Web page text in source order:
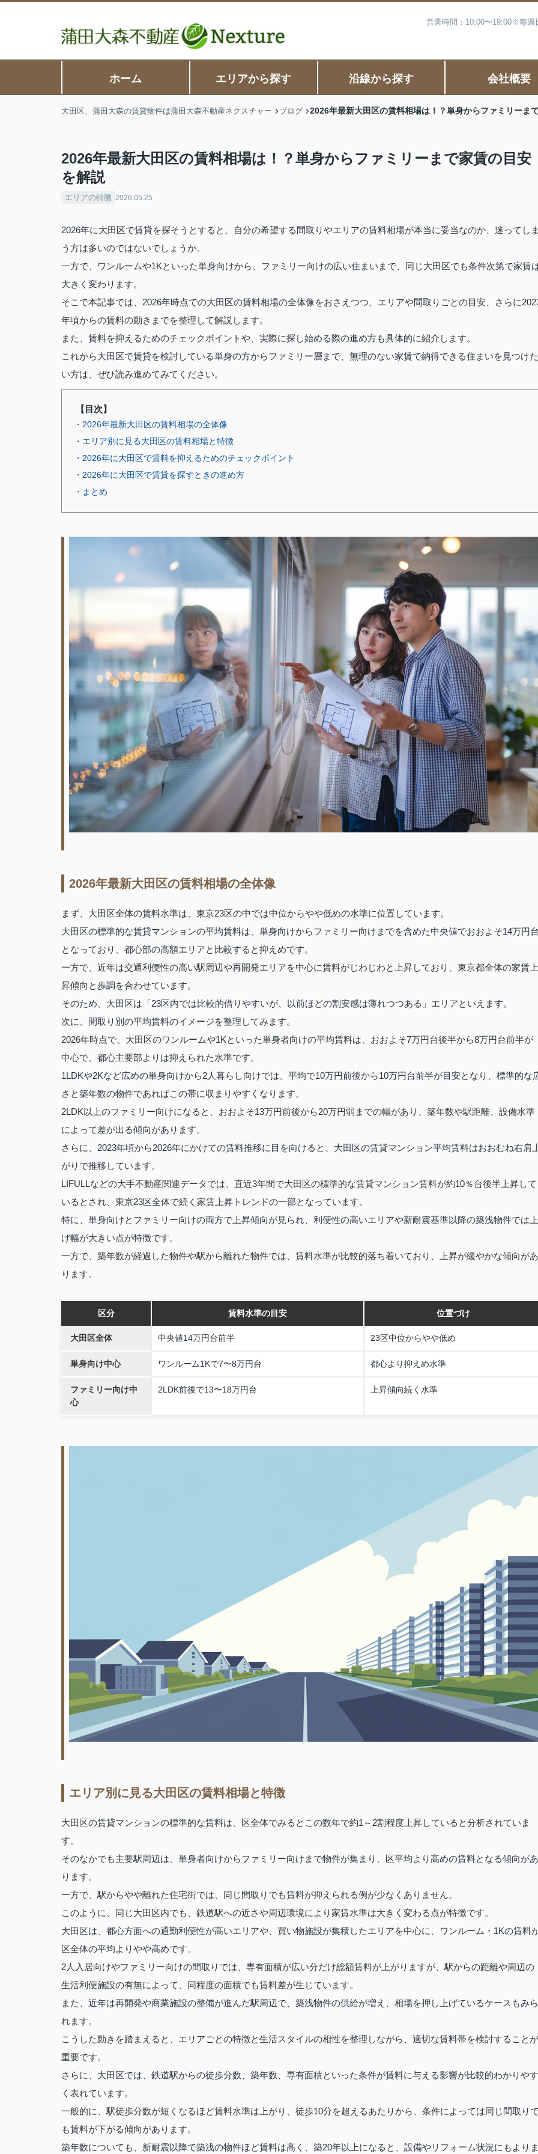
営業時間：10:00〜19:00※毎
ホーム エリアから探す 沿線から探す 会社概要
大田区、蒲田大森の賃貸物件は蒲田大森不動産ネクスチャー ブログ 2026年最新大田区の賃料相場は！？単身からファミリーま
2026年最新大田区の賃料相場は！？単身からファミリーまで家賃の目安
を解説
エリアの特徴 2026.05.25
2026年に大田区で賃貸を探そうとすると、自分の希望する間取りやエリアの賃料相場が本当に妥当なのか、迷ってし
う方は多いのではないでしょうか。
一方で、ワンルームや1Kといった単身向けから、ファミリー向けの広い住まいまで、同じ大田区でも条件次第で家賃
大きく変わります。
そこで本記事では、2026年時点での大田区の賃料相場の全体像をおさえつつ、エリアや間取りごとの目安、さらに
年頃からの賃料の動きまでを整理して解説します。
また、賃料を抑えるためのチェックポイントや、実際に探し始める際の進め方も具体的に紹介します。
これから大田区で賃貸を検討している単身の方からファミリー層まで、無理のない家賃で納得できる住まいを見つけた
い方は、ぜひ読み進めてみてください。
【目次】
・2026年最新大田区の賃料相場の全体像
・エリア別に見る大田区の賃料相場と特徴
・2026年に大田区で賃料を抑えるためのチェックポイント
・2026年に大田区で賃貸を探すときの進め方
・まとめ
2026年最新大田区の賃料相場の全体像
まず、大田区全体の賃料水準は、東京23区の中では中位からやや低めの水準に位置しています。
大田区の標準的な賃貸マンションの平均賃料は、単身向けからファミリー向けまでを含めた中央値でおおよそ14万円
となっており、都心部の高額エリアと比較すると抑えめです。
一方で、近年は交通利便性の高い駅周辺や再開発エリアを中心に賃料がじわじわと上昇しており、東京都全体の家賃上
昇傾向と歩調を合わせています。
そのため、大田区は「23区内では比較的借りやすいが、以前ほどの割安感は薄れつつある」エリアといえます。
次に、間取り別の平均賃料のイメージを整理してみます。
2026年時点で、大田区のワンルームや1Kといった単身者向けの平均賃料は、おおよそ7万円台後半から8万円台前半が
中心で、都心主要部よりは抑えられた水準です。
1LDKや2Kなど広めの単身向けから2人暮らし向けでは、平均で10万円前後から10万円台前半が目安となり、標準的な
さと築年数の物件であればこの帯に収まりやすくなります。
2LDK以上のファミリー向けになると、おおよそ13万円前後から20万円弱までの幅があり、築年数や駅距離、設備水準
によって差が出る傾向があります。
さらに、2023年頃から2026年にかけての賃料推移に目を向けると、大田区の賃貸マンション平均賃料はおおむね右肩
がりで推移しています。
LIFULLなどの大手不動産関連データでは、直近3年間で大田区の標準的な賃貸マンション賃料が約10％台後半上昇して
いるとされ、東京23区全体で続く家賃上昇トレンドの一部となっています。
特に、単身向けとファミリー向けの両方で上昇傾向が見られ、利便性の高いエリアや新耐震基準以降の築浅物件では上
げ幅が大きい点が特徴です。
一方で、築年数が経過した物件や駅から離れた物件では、賃料水準が比較的落ち着いており、上昇が緩やかな傾向があ
ります。
区分 賃料水準の目安 位置づけ
大田区全体 中央値14万円台前半 23区中位からやや低め
単身向け中心 ワンルーム1Kで7〜8万円台 都心より抑えめ水準
ファミリー向け中
心
2LDK前後で13〜18万円台 上昇傾向続く水準
エリア別に見る大田区の賃料相場と特徴
大田区の賃貸マンションの標準的な賃料は、区全体でみるとこの数年で約1～2割程度上昇していると分析されていま
す。
そのなかでも主要駅周辺は、単身者向けからファミリー向けまで物件が集まり、区平均より高めの賃料となる傾向があ
ります。
一方で、駅からやや離れた住宅街では、同じ間取りでも賃料が抑えられる例が少なくありません。
このように、同じ大田区内でも、鉄道駅への近さや周辺環境により家賃水準は大きく変わる点が特徴です。
大田区は、都心方面への通勤利便性が高いエリアや、買い物施設が集積したエリアを中心に、ワンルーム・1Kの賃料
区全体の平均よりやや高めです。
2人入居向けやファミリー向けの間取りでは、専有面積が広い分だけ総額賃料が上がりますが、駅からの距離や周辺の
生活利便施設の有無によって、同程度の面積でも賃料差が生じています。
また、近年は再開発や商業施設の整備が進んだ駅周辺で、築浅物件の供給が増え、相場を押し上げているケースもみら
れます。
こうした動きを踏まえると、エリアごとの特徴と生活スタイルの相性を整理しながら、適切な賃料帯を検討することが
重要です。
さらに、大田区では、鉄道駅からの徒歩分数、築年数、専有面積といった条件が賃料に与える影響が比較的わかりやす
く表れています。
一般的に、駅徒歩分数が短くなるほど賃料水準は上がり、徒歩10分を超えるあたりから、条件によっては同じ間取り
も賃料が下がる傾向があります。
築年数についても、新耐震以降で築浅の物件ほど賃料は高く、築20年以上になると、設備やリフォーム状況にもより